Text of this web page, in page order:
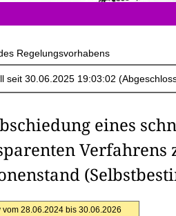
Regelungsvorhabens
eines
Verfahrens
vom 28.06.2024 bis 30.06.2026